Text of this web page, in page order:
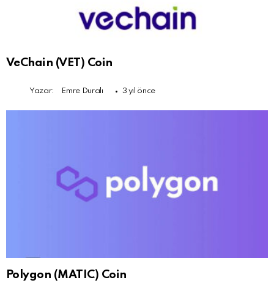
VeChain (VET) Coin
Yazar: Emre Duralı 3 yıl önce
Polygon (MATIC) Coin